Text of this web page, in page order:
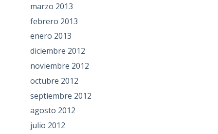
marzo 2013
febrero 2013
enero 2013
diciembre 2012
noviembre 2012
octubre 2012
septiembre 2012
agosto 2012
julio 2012